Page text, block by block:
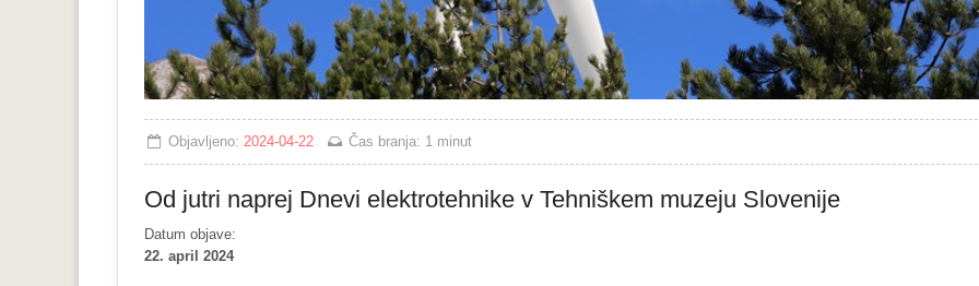
Objavljeno:2024-04-22 Čas branja: 1 minut
Od jutri naprej Dnevi elektrotehnike v Tehniškem muzeju Slovenije
Datum objave:
22. april 2024